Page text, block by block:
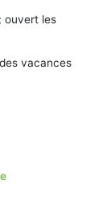
ouvert les
vacances